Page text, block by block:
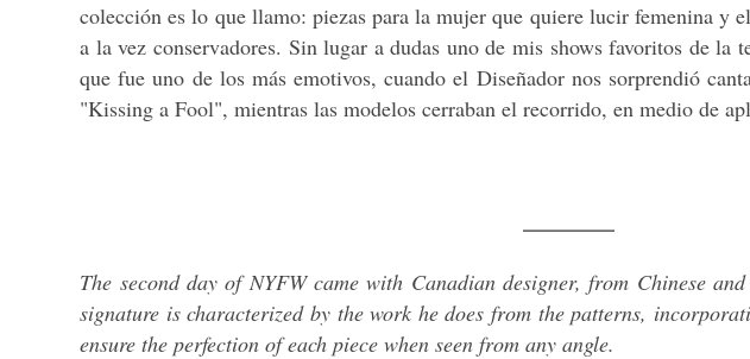
colección es lo que llamo: piezas para la mujer que quiere lucir femenina y
a la vez conservadores. Sin lugar a dudas uno de mis shows favoritos de la
que fue uno de los más emotivos, cuando el Diseñador nos sorprendió
"Kissing a Fool", mientras las modelos cerraban el recorrido, en medio de
The second day of NYFW came with Canadian designer, from Chinese
signature is characterized by the work he does from the patterns,
ensure the perfection of each piece when seen from any angle.